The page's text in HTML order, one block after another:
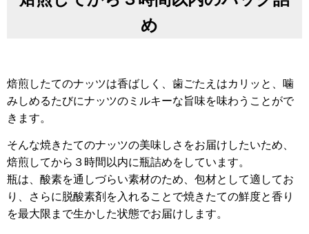
め
焙煎したてのナッツは香ばしく、歯ごたえはカリッと、噛
みしめるたびにナッツのミルキーな旨味を味わうことがで
きます。
そんな焼きたてのナッツの美味しさをお届けしたいため、
焙煎してから３時間以内に瓶詰めをしています。
瓶は、酸素を通しづらい素材のため、包材として適してお
り、さらに脱酸素剤を入れることで焼きたての鮮度と香り
を最大限まで生かした状態でお届けします。